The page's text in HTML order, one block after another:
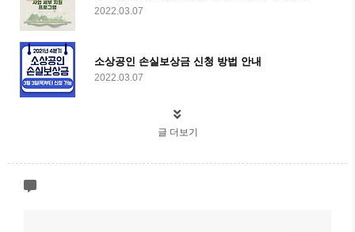
2022.03.07
소상공인 손실보상금 신청 방법 안내
2022.03.07
글 더보기